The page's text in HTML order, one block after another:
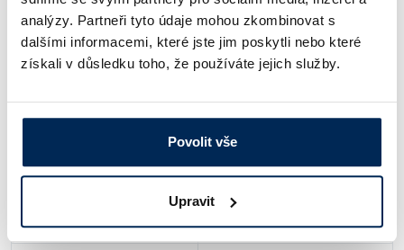
analýzy. Partneři tyto údaje mohou zkombinovat s
dalšími informacemi, které jste jim poskytli nebo které
získali v důsledku toho, že používáte jejich služby.
Povolit vše
Upravit
Krytí: IP40
Provozní podmínky [°C] 12 – 40
Vstup malá příruba KF DN 16
Rozměry (d x v x š) [mm] 526 x 226 x 302
Hmotnost [kg] 25